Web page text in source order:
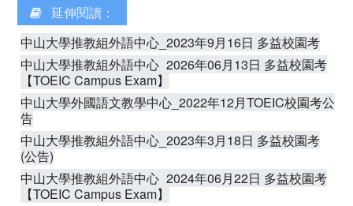
延伸閱讀：
中山大學推教組外語中心_2023年9月16日 多益校園考
中山大學推教組外語中心_2026年06月13日 多益校園考
【TOEIC Campus Exam】
中山大學外國語文教學中心_2022年12月TOEIC校園考公
告
中山大學推教組外語中心_2023年3月18日 多益校園考
(公告)
中山大學推教組外語中心_2024年06月22日 多益校園考
【TOEIC Campus Exam】